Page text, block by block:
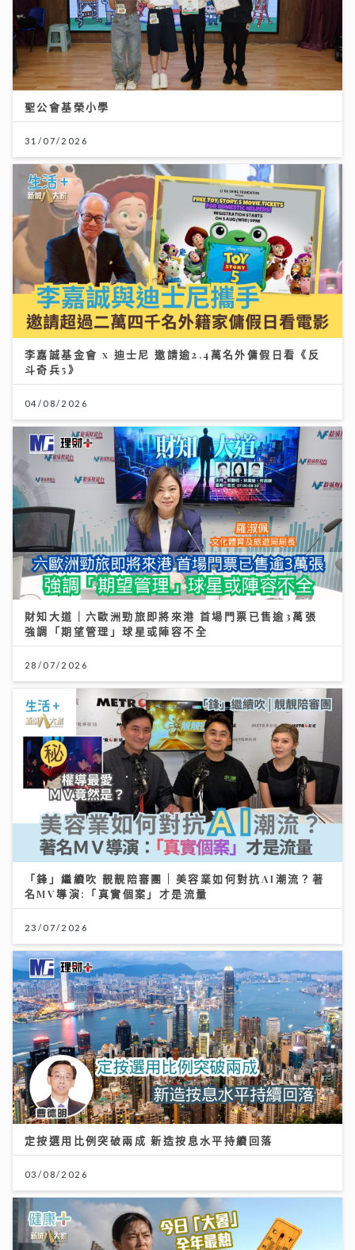
聖公會基榮小學
31/07/2026
李嘉誠基金會 x 迪士尼 邀請逾2.4萬名外傭假日看《反
斗奇兵5》
04/08/2026
財知大道｜六歐洲勁旅即將來港 首場門票已售逾3萬張
強調「期望管理」球星或陣容不全
28/07/2026
「鋒」繼續吹 靚靚陪審團 | 美容業如何對抗AI潮流？著
名MV導演:「真實個案」才是流量
23/07/2026
定按選用比例突破兩成 新造按息水平持續回落
03/08/2026